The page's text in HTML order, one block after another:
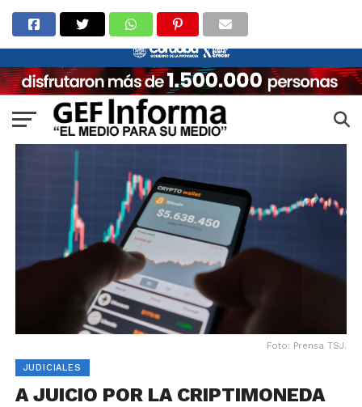
Foto: Prensa TSJ.
JUDICIALES
A JUICIO POR LA CRIPTIMONEDA